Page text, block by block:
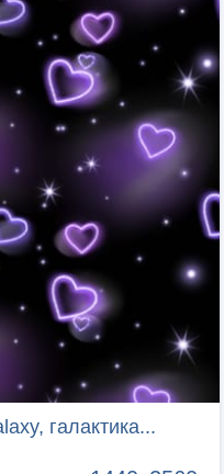
галактика...